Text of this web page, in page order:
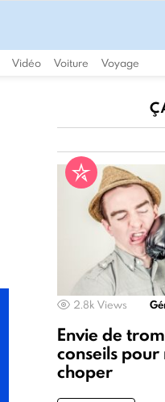
Vidéo Voiture Voyage
2.8k Views
Envie de
conseils pour
choper